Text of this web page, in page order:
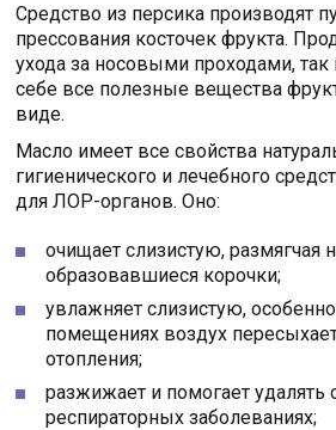
Средство из персика производят
прессования косточек фрукта.
ухода за носовыми проходами,
себе все полезные вещества
виде.
Масло имеет все свойства
гигиенического и лечебного
для ЛОР-органов. Оно:
очищает слизистую, размягчая
образовавшиеся корочки;
увлажняет слизистую,
помещениях воздух
отопления;
разжижает и помогает удалять
респираторных заболеваниях;